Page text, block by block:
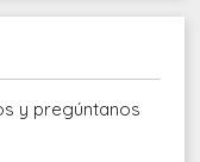
y pregúntanos